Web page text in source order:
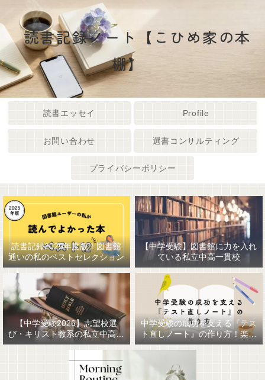
読書記録ノート【こひめ家の本
棚】
読書エッセイ Profile
お問い合わせ 選書コンサルティング
プライバシーポリシー
読書記録2025年度版！図書館
通いの私のベストセレクション
【中学受験】図書館に力を入れ
ている私立中高一貫校
【中学受験2026】志望校選
び・キリスト教系の私立中高一
貫女子校を調べてみました
中学受験の成功を支える『テス
ト直しノート』の作り方！楽に
作るための最強おすすめ文房具